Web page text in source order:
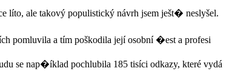
ale takový populistický návrh jsem ješt� neslyšel.
a tím poškodila její osobní �est a profesi
se nap�íklad pochlubila 185 tisíci odkazy, které vydá